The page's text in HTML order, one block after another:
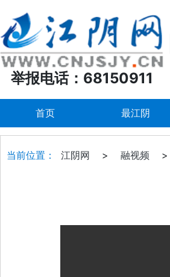
举报电话：68150911
首页 最江阴
当前位置： 江阴网 > 融视频 >